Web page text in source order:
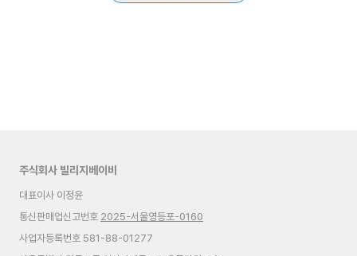
주식회사 빌리지베이비
대표이사 이정윤
통신판매업신고번호 2025-서울영등포-0160
사업자등록번호 581-88-01277